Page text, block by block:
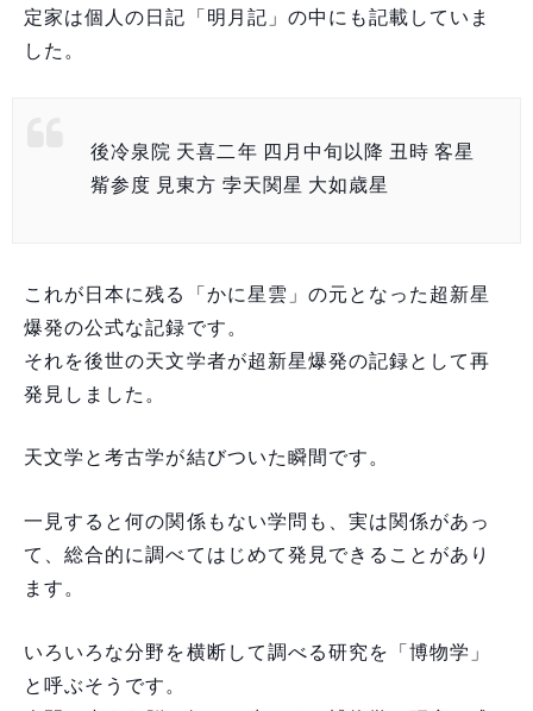
定家は個人の日記「明月記」の中にも記載していま
した。
後冷泉院 天喜二年 四月中旬以降 丑時 客星
觜参度 見東方 孛天関星 大如歳星
これが日本に残る「かに星雲」の元となった超新星
爆発の公式な記録です。
それを後世の天文学者が超新星爆発の記録として再
発見しました。
天文学と考古学が結びついた瞬間です。
一見すると何の関係もない学問も、実は関係があっ
て、総合的に調べてはじめて発見できることがあり
ます。
いろいろな分野を横断して調べる研究を「博物学」
と呼ぶそうです。